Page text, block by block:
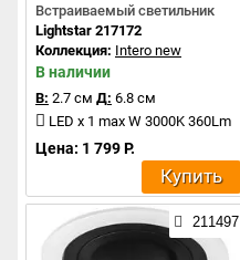
Встраиваемый светильник
Lightstar 217172
Коллекция: Intero new
В наличии
В: 2.7 см Д: 6.8 см
LED x 1 max W 3000K 360Lm
Цена: 1 799 Р.
Купить
211497